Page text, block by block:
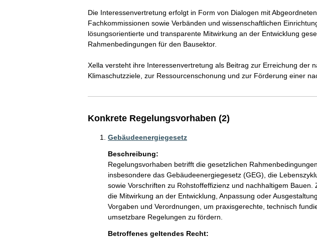
Die Interessenvertretung erfolgt in Form von Dialogen mit
Fachkommissionen sowie Verbänden und wissenschaftlichen
lösungsorientierte und transparente Mitwirkung an der Entwicklung
Rahmenbedingungen für den Bausektor.
Xella versteht ihre Interessenvertretung als Beitrag zur Erreichung der
Klimaschutzziele, zur Ressourcenschonung und zur Förderung einer
Konkrete Regelungsvorhaben (2)
Gebäudeenergiegesetz
Beschreibung:
Regelungsvorhaben betrifft die gesetzlichen
insbesondere das Gebäudeenergiegesetz (GEG), die
sowie Vorschriften zu Rohstoffeffizienz und nachhaltigem
die Mitwirkung an der Entwicklung, Anpassung oder
Vorgaben und Verordnungen, um praxisgerechte, technisch
umsetzbare Regelungen zu fördern.
Betroffenes geltendes Recht: